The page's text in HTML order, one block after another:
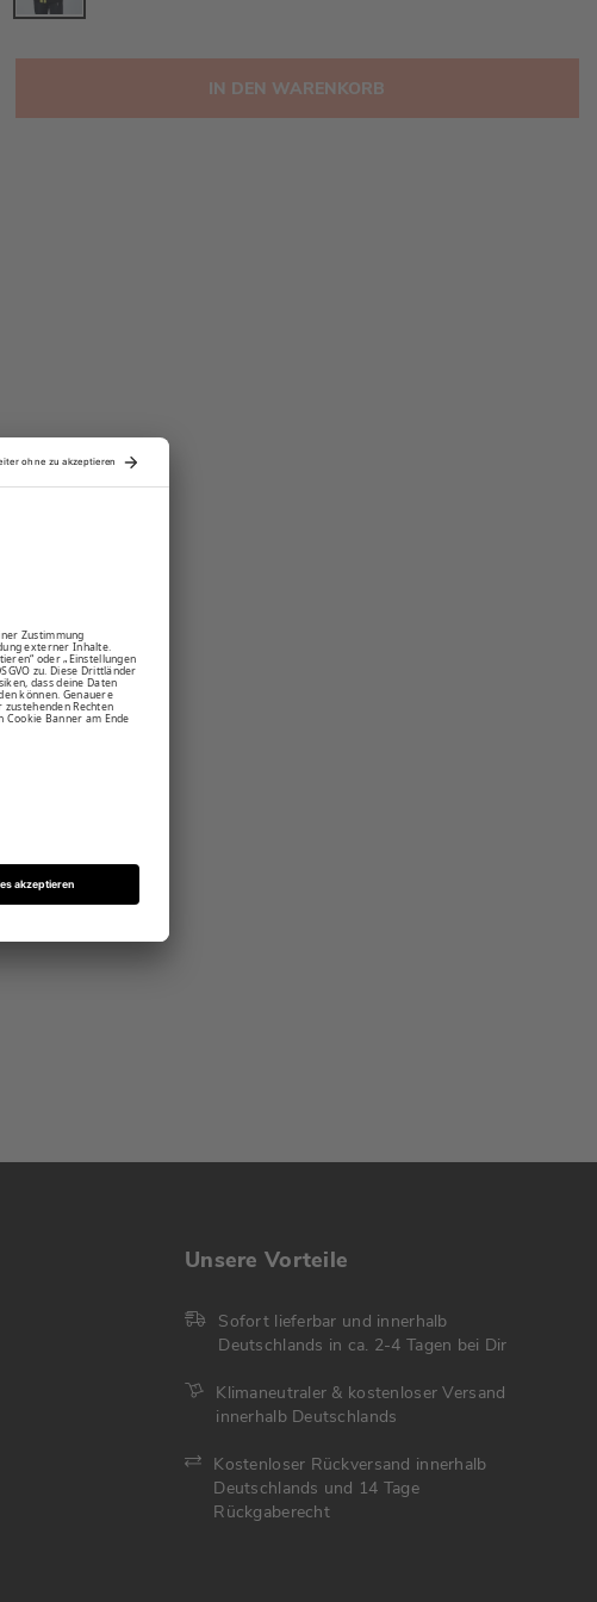
IN DEN WARENKORB
Unsere Vorteile
Sofort lieferbar und innerhalb
Deutschlands in ca. 2-4 Tagen bei Dir
Klimaneutraler & kostenloser Versand
innerhalb Deutschlands
Kostenloser Rückversand innerhalb
Deutschlands und 14 Tage
Rückgaberecht